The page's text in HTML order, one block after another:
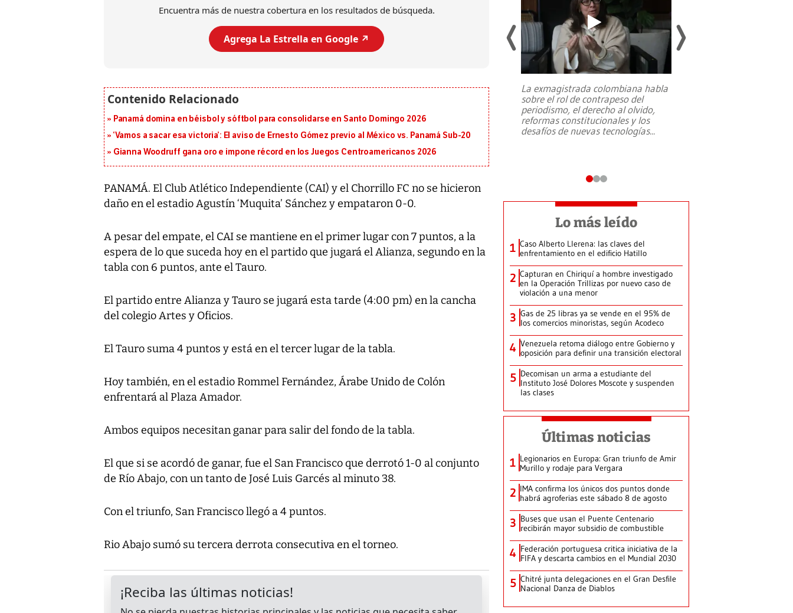
Encuentra más de nuestra cobertura en los resultados de búsqueda.
Agrega La Estrella en Google ↗️
Panamá domina en béisbol y sóftbol para consolidarse en Santo Domingo 2026
‘Vamos a sacar esa victoria’: El aviso de Ernesto Gómez previo al México vs. Panamá Sub-20
Gianna Woodruff gana oro e impone récord en los Juegos Centroamericanos 2026
PANAMÁ. El Club Atlético Independiente (CAI) y el Chorrillo FC no se hicieron
daño en el estadio Agustín ‘Muquita’ Sánchez y empataron 0-0.
A pesar del empate, el CAI se mantiene en el primer lugar con 7 puntos, a la
espera de lo que suceda hoy en el partido que jugará el Alianza, segundo en la
tabla con 6 puntos, ante el Tauro.
El partido entre Alianza y Tauro se jugará esta tarde (4:00 pm) en la cancha
del colegio Artes y Oficios.
El Tauro suma 4 puntos y está en el tercer lugar de la tabla.
Hoy también, en el estadio Rommel Fernández, Árabe Unido de Colón
enfrentará al Plaza Amador.
Ambos equipos necesitan ganar para salir del fondo de la tabla.
El que si se acordó de ganar, fue el San Francisco que derrotó 1-0 al conjunto
de Río Abajo, con un tanto de José Luis Garcés al minuto 38.
Con el triunfo, San Francisco llegó a 4 puntos.
Rio Abajo sumó su tercera derrota consecutiva en el torneo.
al sur de Japón, provocando una
La exmagistrada colombiana habla
sobre el rol de contrapeso del
periodismo, el derecho al olvido,
reformas constitucionales y los
desafíos de nuevas tecnologías...
Lo más leído
1 Caso Alberto Llerena: las claves del
enfrentamiento en el edificio Hatillo
2 Capturan en Chiriquí a hombre investigado
en la Operación Trillizas por nuevo caso de
violación a una menor
3 Gas de 25 libras ya se vende en el 95% de
los comercios minoristas, según Acodeco
4 Venezuela retoma diálogo entre Gobierno y
oposición para definir una transición electoral
5 Decomisan un arma a estudiante del
Instituto José Dolores Moscote y suspenden
las clases
Últimas noticias
1 Legionarios en Europa: Gran triunfo de Amir
Murillo y rodaje para Vergara
2 IMA confirma los únicos dos puntos donde
habrá agroferias este sábado 8 de agosto
3 Buses que usan el Puente Centenario
recibirán mayor subsidio de combustible
4 Federación portuguesa critica iniciativa de la
FIFA y descarta cambios en el Mundial 2030
5 Chitré junta delegaciones en el Gran Desfile
Nacional Danza de Diablos